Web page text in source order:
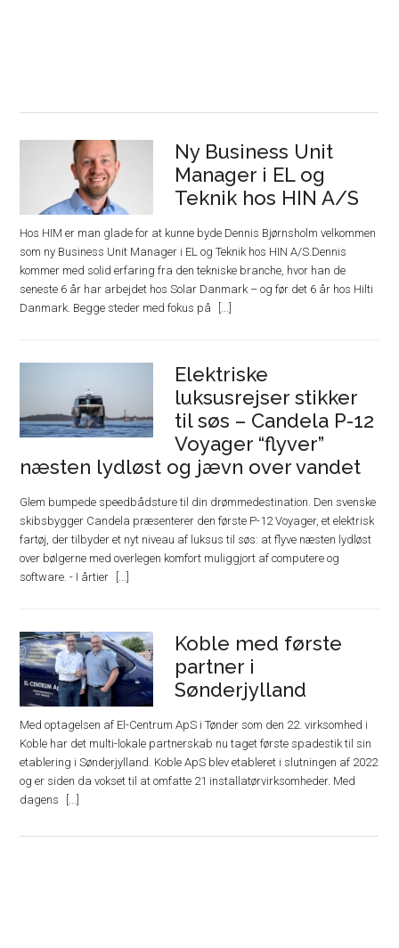
Ny Business Unit
Manager i EL og
Teknik hos HIN A/S
Hos HIM er man glade for at kunne byde Dennis Bjørnsholm velkommen
som ny Business Unit Manager i EL og Teknik hos HIN A/S.Dennis
kommer med solid erfaring fra den tekniske branche, hvor han de
seneste 6 år har arbejdet hos Solar Danmark – og før det 6 år hos Hilti
Danmark. Begge steder med fokus på
Elektriske
luksusrejser stikker
til søs – Candela P-12
Voyager “flyver”
næsten lydløst og jævn over vandet
Glem bumpede speedbådsture til din drømmedestination. Den svenske
skibsbygger Candela præsenterer den første P-12 Voyager, et elektrisk
fartøj, der tilbyder et nyt niveau af luksus til søs: at flyve næsten lydløst
over bølgerne med overlegen komfort muliggjort af computere og
software. - I årtier
Koble med første
partner i
Sønderjylland
Med optagelsen af El-Centrum ApS i Tønder som den 22. virksomhed i
Koble har det multi-lokale partnerskab nu taget første spadestik til sin
etablering i Sønderjylland. Koble ApS blev etableret i slutningen af 2022
og er siden da vokset til at omfatte 21 installatørvirksomheder. Med
dagens